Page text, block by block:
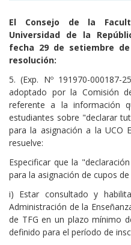
Cuerpo
El Consejo de la
Universidad de la
fecha 29 de setiembre
resolución:
5. (Exp. Nº 191970-
adoptado por la Comisión
referente a la información
estudiantes sobre "declarar
para la asignación a la UCO
resuelve:
Especificar que la
para la asignación de cupos
i) Estar consultado y
Administración de la
de TFG en un plazo mínimo
definido para el período de